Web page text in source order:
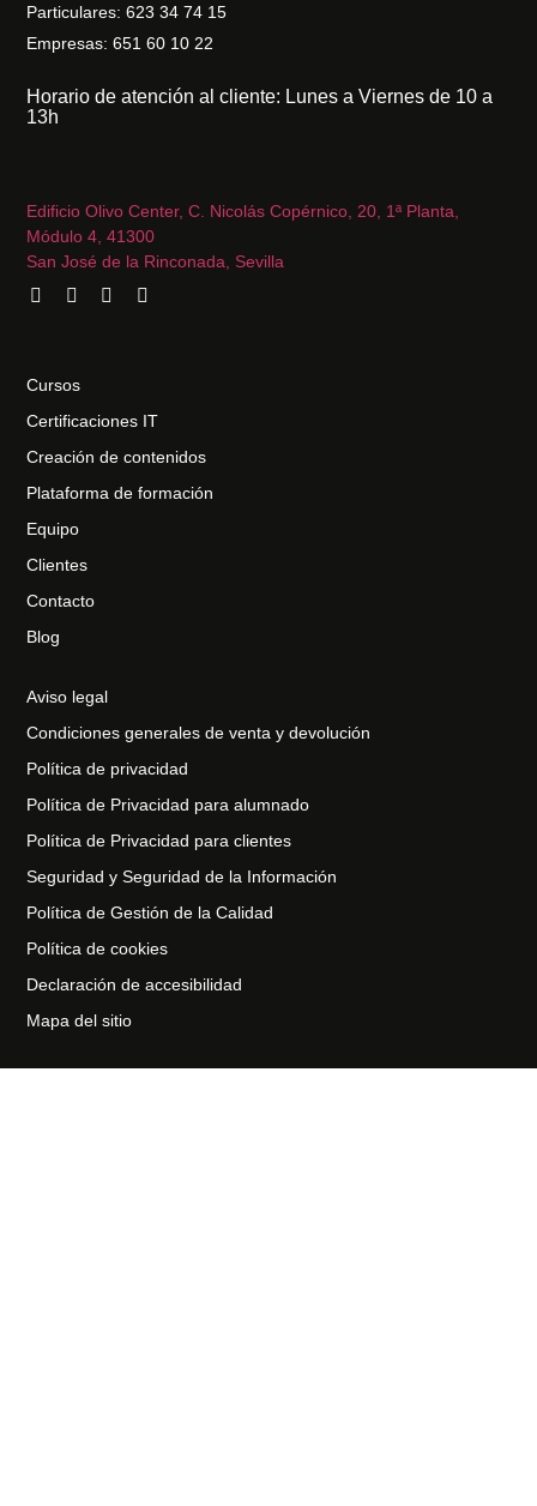
Particulares: 623 34 74 15
Empresas: 651 60 10 22
Horario de atención al cliente: Lunes a Viernes de 10 a
13h
Edificio Olivo Center, C. Nicolás Copérnico, 20, 1ª Planta,
Módulo 4, 41300
San José de la Rinconada, Sevilla
Cursos
Certificaciones IT
Creación de contenidos
Plataforma de formación
Equipo
Clientes
Contacto
Blog
Aviso legal
Condiciones generales de venta y devolución
Política de privacidad
Política de Privacidad para alumnado
Política de Privacidad para clientes
Seguridad y Seguridad de la Información
Política de Gestión de la Calidad
Política de cookies
Declaración de accesibilidad
Mapa del sitio